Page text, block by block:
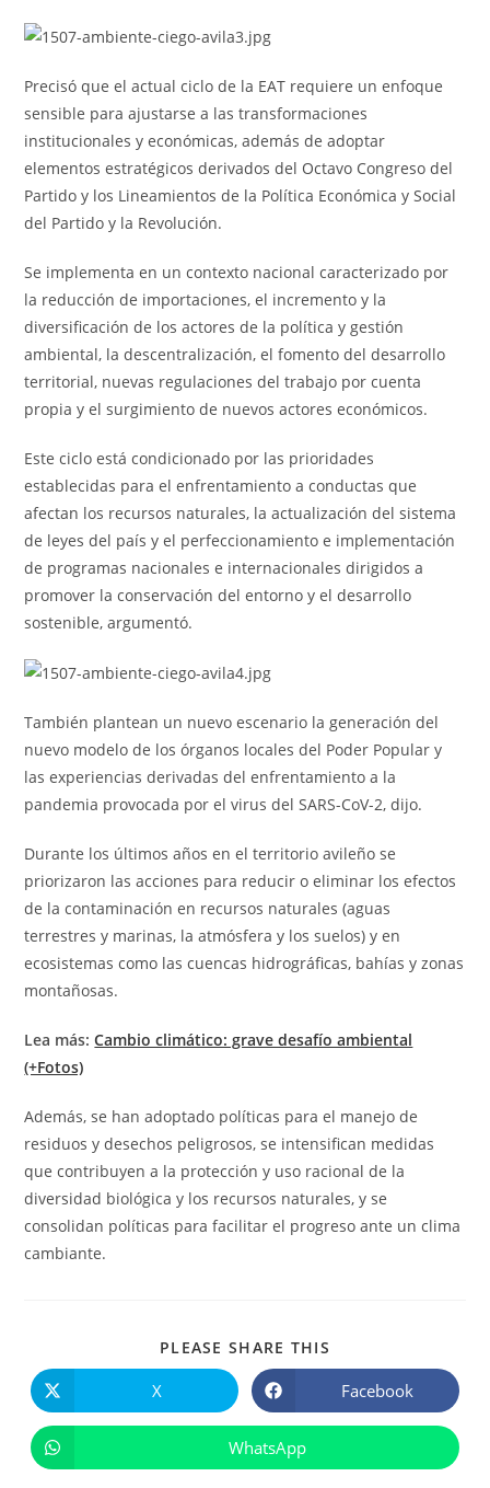
Precisó que el actual ciclo de la EAT requiere un enfoque
sensible para ajustarse a las transformaciones
institucionales y económicas, además de adoptar
elementos estratégicos derivados del Octavo Congreso del
Partido y los Lineamientos de la Política Económica y Social
del Partido y la Revolución.
Se implementa en un contexto nacional caracterizado por
la reducción de importaciones, el incremento y la
diversificación de los actores de la política y gestión
ambiental, la descentralización, el fomento del desarrollo
territorial, nuevas regulaciones del trabajo por cuenta
propia y el surgimiento de nuevos actores económicos.
Este ciclo está condicionado por las prioridades
establecidas para el enfrentamiento a conductas que
afectan los recursos naturales, la actualización del sistema
de leyes del país y el perfeccionamiento e implementación
de programas nacionales e internacionales dirigidos a
promover la conservación del entorno y el desarrollo
sostenible, argumentó.
También plantean un nuevo escenario la generación del
nuevo modelo de los órganos locales del Poder Popular y
las experiencias derivadas del enfrentamiento a la
pandemia provocada por el virus del SARS-CoV-2, dijo.
Durante los últimos años en el territorio avileño se
priorizaron las acciones para reducir o eliminar los efectos
de la contaminación en recursos naturales (aguas
terrestres y marinas, la atmósfera y los suelos) y en
ecosistemas como las cuencas hidrográficas, bahías y zonas
montañosas.
Lea más:Cambio climático: grave desafío ambiental
(+Fotos)
Además, se han adoptado políticas para el manejo de
residuos y desechos peligrosos, se intensifican medidas
que contribuyen a la protección y uso racional de la
diversidad biológica y los recursos naturales, y se
consolidan políticas para facilitar el progreso ante un clima
cambiante.
PLEASE SHARE THIS
abre
en
ventana
X Se
abre
en
ventana
Facebook
Se
abre
WhatsApp